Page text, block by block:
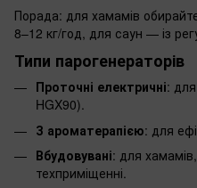
Порада: для хамамів
8–12 кг/год, для саун — із
Типи парогенераторів
Проточні електричні:
HGX90).
З ароматерапією: для
Вбудовувані: для
техприміщенні.